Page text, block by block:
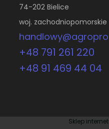
74-202 Bielice
woj. zachodniopomorskie
+48 791 261 220
+48 91 469 44 04
Sklep